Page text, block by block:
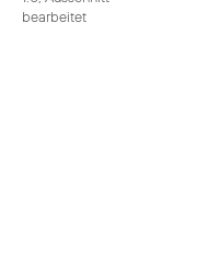
bearbeitet